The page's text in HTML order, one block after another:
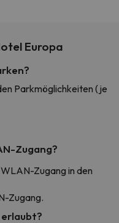
Europa
Parkmöglichkeiten (je
Zugang?
Zugang in den
Zugang.
erlaubt?